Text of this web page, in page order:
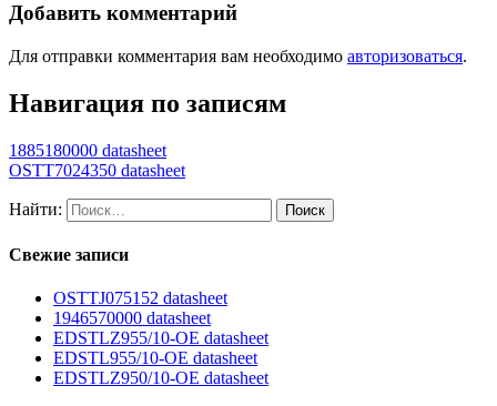
Добавить комментарий
Для отправки комментария вам необходимо авторизоваться.
Навигация по записям
1885180000 datasheet
OSTT7024350 datasheet
Найти:
Свежие записи
OSTTJ075152 datasheet
1946570000 datasheet
EDSTLZ955/10-OE datasheet
EDSTL955/10-OE datasheet
EDSTLZ950/10-OE datasheet